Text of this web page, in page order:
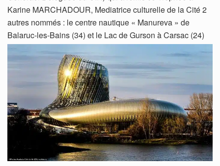
Karine MARCHADOUR, Mediatrice culturelle de la Cité 2
autres nommés : le centre nautique « Manureva » de
Balaruc-les-Bains (34) et le Lac de Gurson à Carsac (24)